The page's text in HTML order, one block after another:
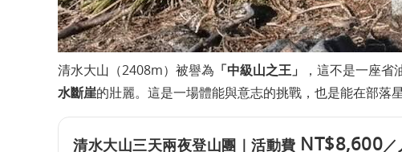
清水大山（2408m）被譽為 「中級山之王」 ，這不是一座
水斷崖的壯麗。這是一場體能與意志的挑戰，也是能在部落
清水大山三天兩夜登山團｜活動費 NT$8,600／